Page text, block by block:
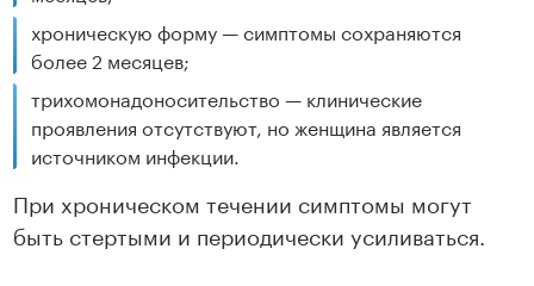
хроническую форму — симптомы сохраняются
более 2 месяцев;
трихомонадоносительство — клинические
проявления отсутствуют, но женщина является
источником инфекции.
При хроническом течении симптомы могут
быть стертыми и периодически усиливаться.